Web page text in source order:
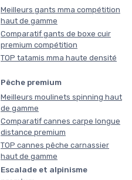
Meilleurs gants mma compétition
haut de gamme
Comparatif gants de boxe cuir
premium compétition
TOP tatamis mma haute densité
Pêche premium
Meilleurs moulinets spinning haut
de gamme
Comparatif cannes carpe longue
distance premium
TOP cannes pêche carnassier
haut de gamme
Escalade et alpinisme